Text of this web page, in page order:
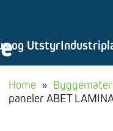
og Utstyr
Home »
paneler ABET